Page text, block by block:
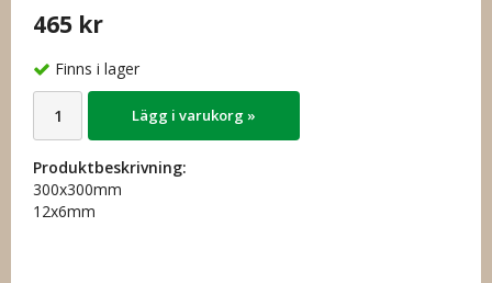
465 kr
Finns i lager
Lägg i varukorg »
Produktbeskrivning:
300x300mm
12x6mm